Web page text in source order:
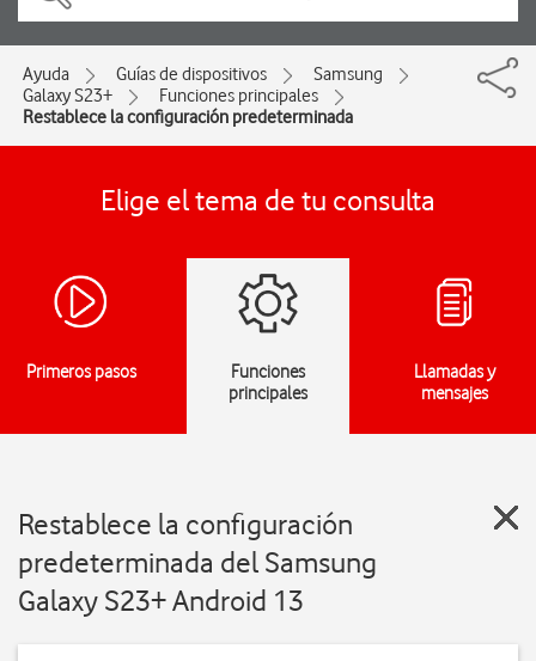
Ayuda Guías de dispositivos
Samsung
Galaxy S23+
Funciones principales
Restablece la configuración predeterminada
Elige el tema de tu consulta
Primeros pasos
Funciones
principales
Llamadas y
mensajes
Restablece la configuración
predeterminada del Samsung
Galaxy S23+ Android 13